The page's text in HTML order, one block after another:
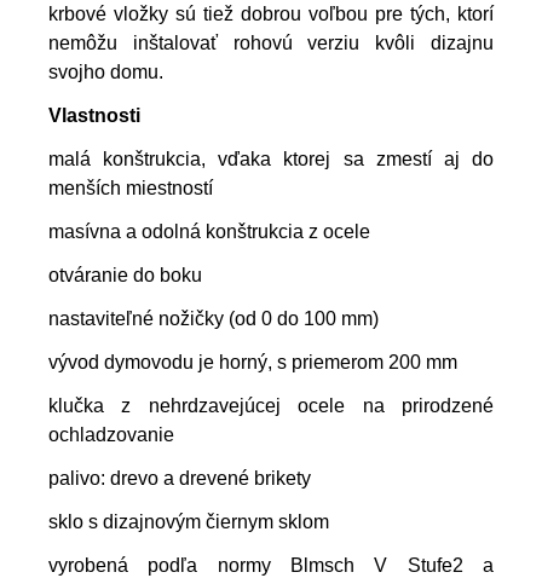
krbové vložky sú tiež dobrou voľbou pre tých, ktorí
nemôžu inštalovať rohovú verziu kvôli dizajnu
svojho domu.
Vlastnosti
malá konštrukcia, vďaka ktorej sa zmestí aj do
menších miestností
masívna a odolná konštrukcia z ocele
otváranie do boku
nastaviteľné nožičky (od 0 do 100 mm)
vývod dymovodu je horný, s priemerom 200 mm
klučka z nehrdzavejúcej ocele na prirodzené
ochladzovanie
palivo: drevo a drevené brikety
sklo s dizajnovým čiernym sklom
vyrobená podľa normy Blmsch V Stufe2 a